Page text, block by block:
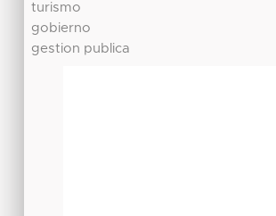
turismo
gobierno
gestion publica